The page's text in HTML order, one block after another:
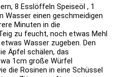
8 Esslöffeln Speiseöl , 1
Wasser einen geschmeidigen
Minuten in die
zu feucht, noch etwas Mehl
Wasser zugeben. Den
Äpfel schälen, das
1cm große Würfel
die Rosinen in eine Schüssel